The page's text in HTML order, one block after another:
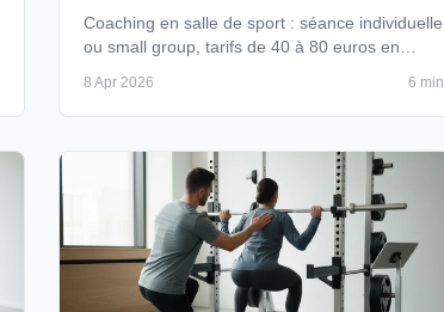
Coaching en salle de sport : séance individuelle
ou small group, tarifs de 40 à 80 euros en
8 Apr 2026 6 min